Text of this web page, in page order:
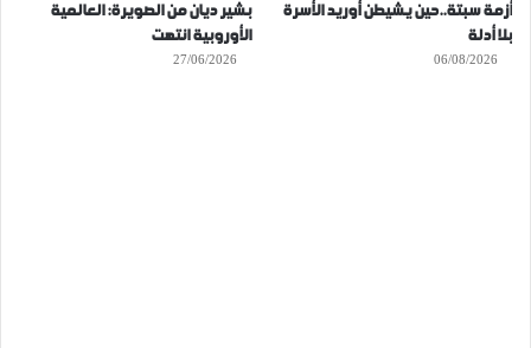
أزمة سبتة..حين يشيطن أوريد الأسرة
بلا أدلة
06/08/2026
بشير ديان من الصويرة: العالمية
الأوروبية انتهت
27/06/2026